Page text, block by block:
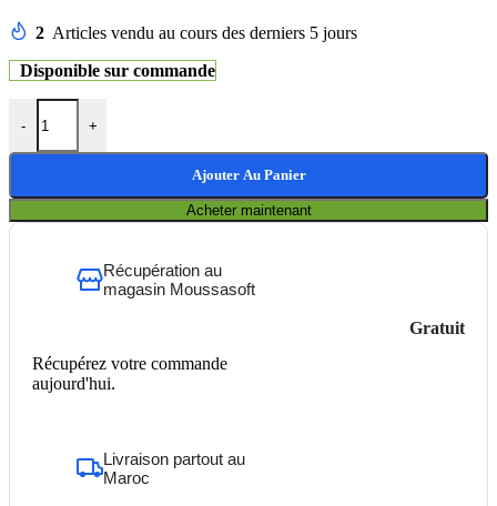
2 Articles vendu au cours des derniers 5 jours
Disponible sur commande
- +
Ajouter Au Panier
Acheter maintenant
Récupération au
magasin Moussasoft
Récupérez votre commande
aujourd'hui.
Gratuit
Livraison partout au
Maroc